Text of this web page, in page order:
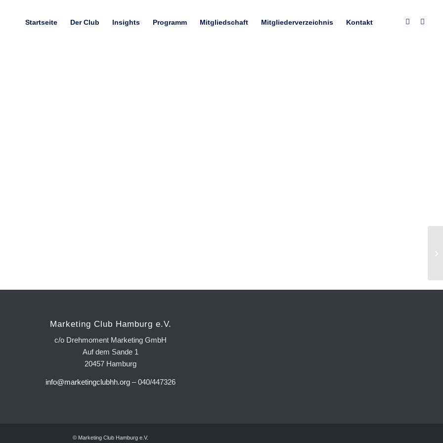
Startseite Der Club Insights Programm Mitgliedschaft Mitgliederverzeichnis Kontakt
Marketing Club Hamburg e.V.
c/o Drehmoment Marketing GmbH
Auf dem Sande 1
20457 Hamburg
info@marketingclubhh.org – 040/447326
© Marketing Club Hamburg e.V.